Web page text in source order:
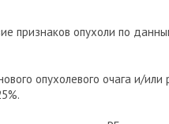
признаков опухоли по
опухолевого очага и/или